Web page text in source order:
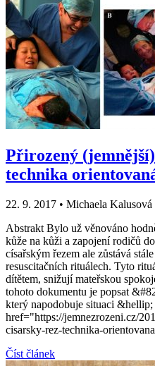
Přirozený
technika
22. 9. 2017 • Michaela Kalusová
Abstrakt Bylo už věnováno
kůže na kůži a zapojení rodičů
císařským řezem ale zůstává
resuscitačních rituálech. Tyto
dítětem, snižují mateřskou
tohoto dokumentu je popsat
který napodobuje situaci &hellip;
href="https://jemnezrozeni.cz/
cisarsky-rez-technika-
Číst článek